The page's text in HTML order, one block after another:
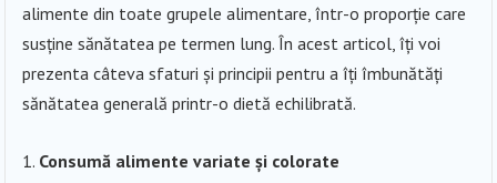
alimente din toate grupele alimentare, într-o proporție care
susține sănătatea pe termen lung. În acest articol, îți voi
prezenta câteva sfaturi și principii pentru a îți îmbunătăți
sănătatea generală printr-o dietă echilibrată.
Consumă alimente variate și colorate